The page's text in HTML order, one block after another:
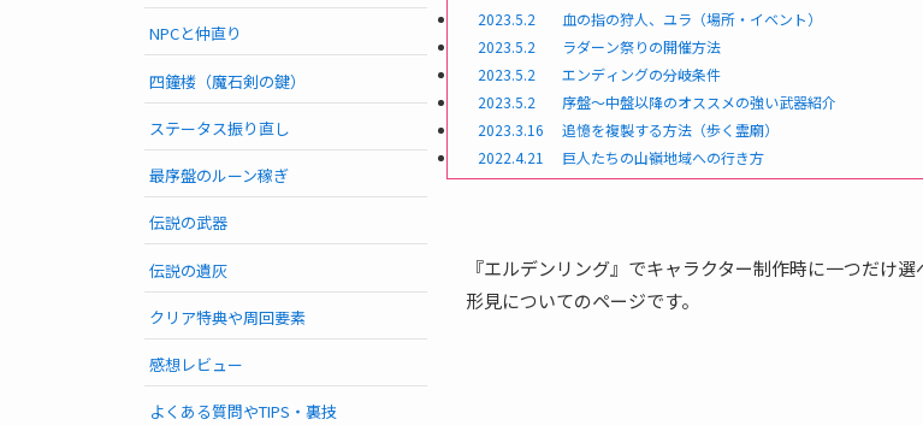
2023.5.2
血の指の狩人、ユラ（場所・イベント）
2023.5.2
ラダーン祭りの開催方法
2023.5.2
エンディングの分岐条件
2023.5.2
序盤〜中盤以降のオススメの強い武器紹介
2023.3.16
追憶を複製する方法（歩く霊廟）
2022.4.21
巨人たちの山嶺地域への行き方
『エルデンリング』でキャラクター制作時に一つだけ
形見についてのページです。
NPCと仲直り
四鐘楼（魔石剣の鍵）
ステータス振り直し
最序盤のルーン稼ぎ
伝説の武器
伝説の遺灰
クリア特典や周回要素
感想レビュー
よくある質問やTIPS・裏技